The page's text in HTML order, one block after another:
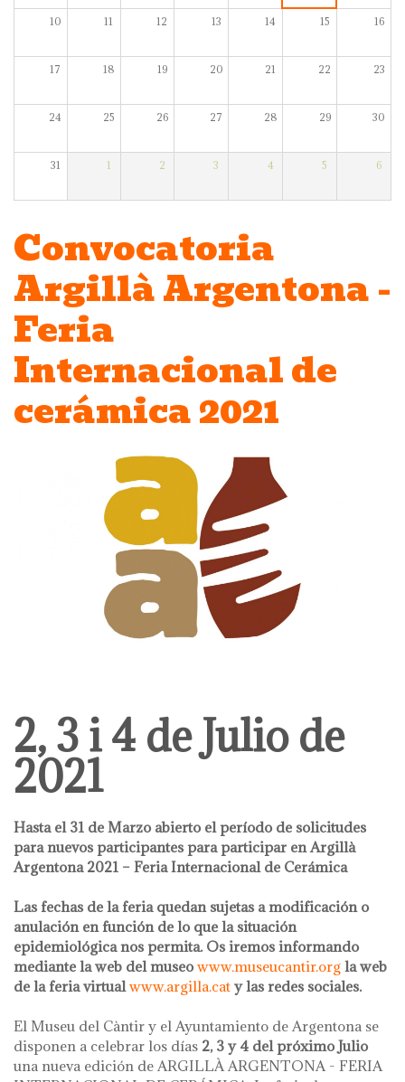
10 11 12 13 14 15 16
17 18 19 20 21 22 23
24 25 26 27 28 29 30
31 1 2 3 4 5 6
Convocatoria
Argillà Argentona -
Feria
Internacional de
cerámica 2021
2, 3 i 4 de Julio de
2021
Hasta el 31 de Marzo abierto el período de solicitudes
para nuevos participantes para participar en Argillà
Argentona 2021 – Feria Internacional de Cerámica
Las fechas de la feria quedan sujetas a modificación o
anulación en función de lo que la situación
epidemiológica nos permita. Os iremos informando
mediante la web del museo www.museucantir.org la web
de la feria virtual www.argilla.cat y las redes sociales.
El Museu del Càntir y el Ayuntamiento de Argentona se
disponen a celebrar los días 2, 3 y 4 del próximo Julio
una nueva edición de ARGILLÀ ARGENTONA - FERIA